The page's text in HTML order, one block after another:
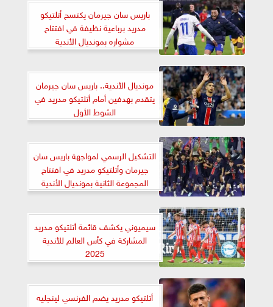
باريس سان جيرمان يكتسح أتلتيكو
مدريد برباعية نظيفة في افتتاح
مشواره بمونديال الأندية
مونديال الأندية.. باريس سان جيرمان
يتقدم بهدفين أمام أتلتيكو مدريد في
الشوط الأول
التشكيل الرسمي لمواجهة باريس سان
جيرمان وأتلتيكو مدريد في افتتاح
المجموعة الثانية بمونديال الأندية
سيميوني يكشف قائمة أتلتيكو مدريد
المشاركة في كأس العالم للأندية
2025
أتلتيكو مدريد يضم الفرنسي لينجليه